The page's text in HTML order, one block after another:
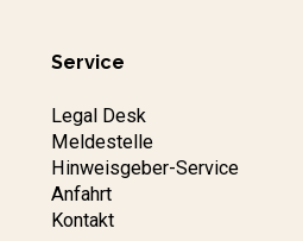
Service
Legal Desk
Meldestelle
Hinweisgeber-Service
Anfahrt
Kontakt